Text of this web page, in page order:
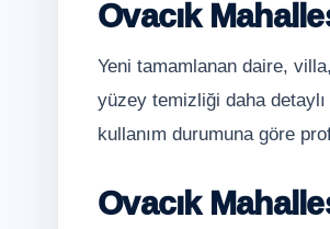
Ovacık
Yeni tamamlanan daire,
yüzey temizliği daha
kullanım durumuna göre
Ovacık